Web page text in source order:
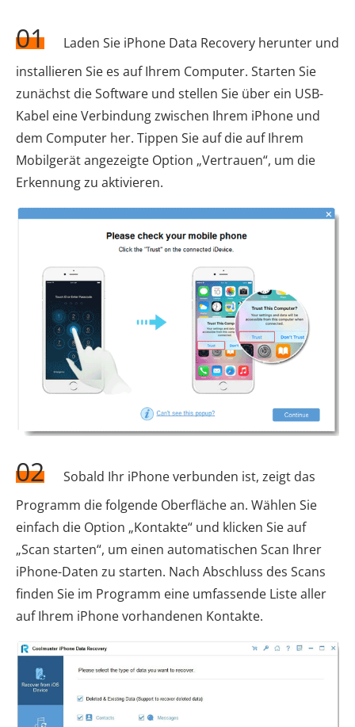
01
Laden Sie iPhone Data Recovery herunter und
installieren Sie es auf Ihrem Computer. Starten Sie
zunächst die Software und stellen Sie über ein USB-
Kabel eine Verbindung zwischen Ihrem iPhone und
dem Computer her. Tippen Sie auf die auf Ihrem
Mobilgerät angezeigte Option „Vertrauen“, um die
Erkennung zu aktivieren.
02
Sobald Ihr iPhone verbunden ist, zeigt das
Programm die folgende Oberfläche an. Wählen Sie
einfach die Option „Kontakte“ und klicken Sie auf
„Scan starten“, um einen automatischen Scan Ihrer
iPhone-Daten zu starten. Nach Abschluss des Scans
finden Sie im Programm eine umfassende Liste aller
auf Ihrem iPhone vorhandenen Kontakte.